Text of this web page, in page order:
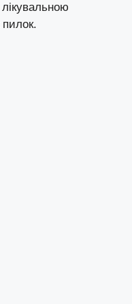
лікувальною